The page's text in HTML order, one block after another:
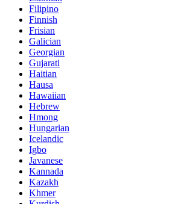
Filipino
Finnish
Frisian
Galician
Georgian
Gujarati
Haitian
Hausa
Hawaiian
Hebrew
Hmong
Hungarian
Icelandic
Igbo
Javanese
Kannada
Kazakh
Khmer